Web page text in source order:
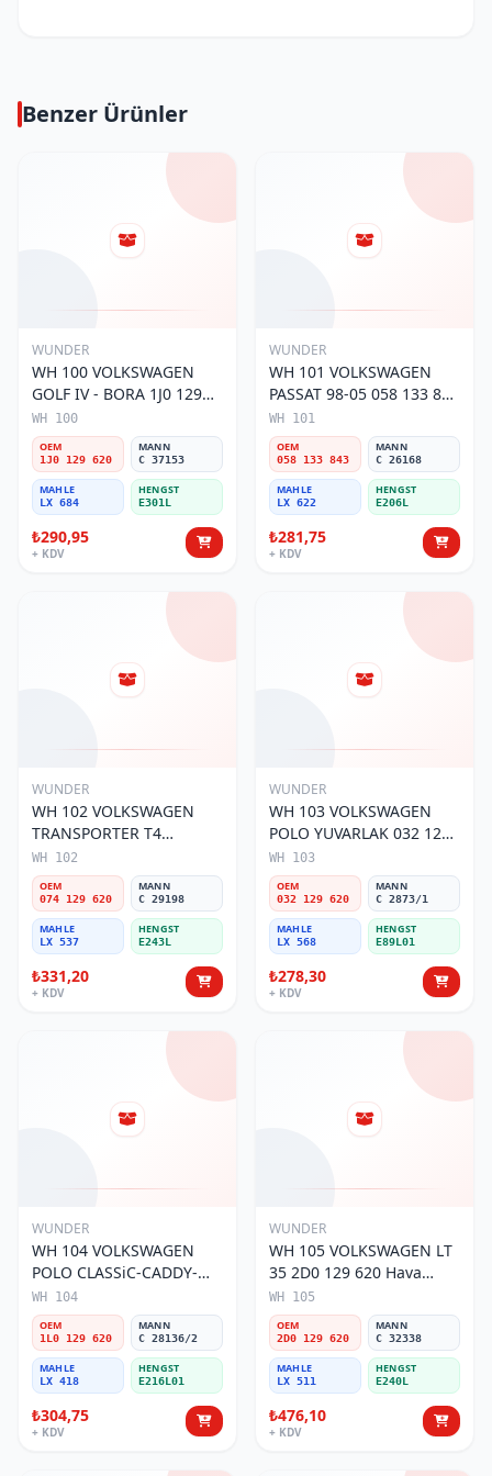
Benzer Ürünler
WUNDER
WH 100 VOLKSWAGEN
GOLF IV - BORA 1J0 129
620 Hava Filtresi
WH 100
OEM
1J0 129 620
MANN
C 37153
MAHLE
LX 684
HENGST
E301L
₺290,95
+ KDV
WUNDER
WH 101 VOLKSWAGEN
PASSAT 98-05 058 133 843
Hava Filtresi
WH 101
OEM
058 133 843
MANN
C 26168
MAHLE
LX 622
HENGST
E206L
₺281,75
+ KDV
WUNDER
WH 102 VOLKSWAGEN
TRANSPORTER T4
(SÜNGERSiZ) 074 129 620
Hava Filtresi
WH 102
OEM
074 129 620
MANN
C 29198
MAHLE
LX 537
HENGST
E243L
₺331,20
+ KDV
WUNDER
WH 103 VOLKSWAGEN
POLO YUVARLAK 032 129
620 Hava Filtresi
WH 103
OEM
032 129 620
MANN
C 2873/1
MAHLE
LX 568
HENGST
E89L01
₺278,30
+ KDV
WUNDER
WH 104 VOLKSWAGEN
POLO CLASSiC-CADDY-
SEAT iBiZA 1L0 129 620
Hava Filtresi
WH 104
OEM
1L0 129 620
MANN
C 28136/2
MAHLE
LX 418
HENGST
E216L01
₺304,75
+ KDV
WUNDER
WH 105 VOLKSWAGEN LT
35 2D0 129 620 Hava
Filtresi
WH 105
OEM
2D0 129 620
MANN
C 32338
MAHLE
LX 511
HENGST
E240L
₺476,10
+ KDV